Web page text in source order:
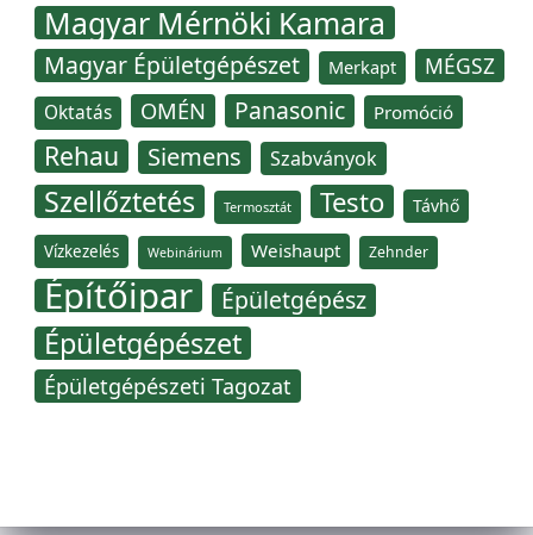
Magyar Mérnöki Kamara
Magyar Épületgépészet Merkapt MÉGSZ
Oktatás OMÉN Panasonic Promóció
Rehau Siemens Szabványok
Szellőztetés Termosztát Testo Távhő
Vízkezelés Webinárium Weishaupt Zehnder
Építőipar Épületgépész
Épületgépészet
Épületgépészeti Tagozat